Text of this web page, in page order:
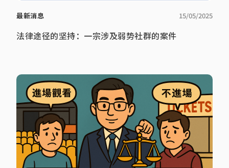
最新消息 15/05/2025
法律途径的坚持：一宗涉及弱势社群的案件